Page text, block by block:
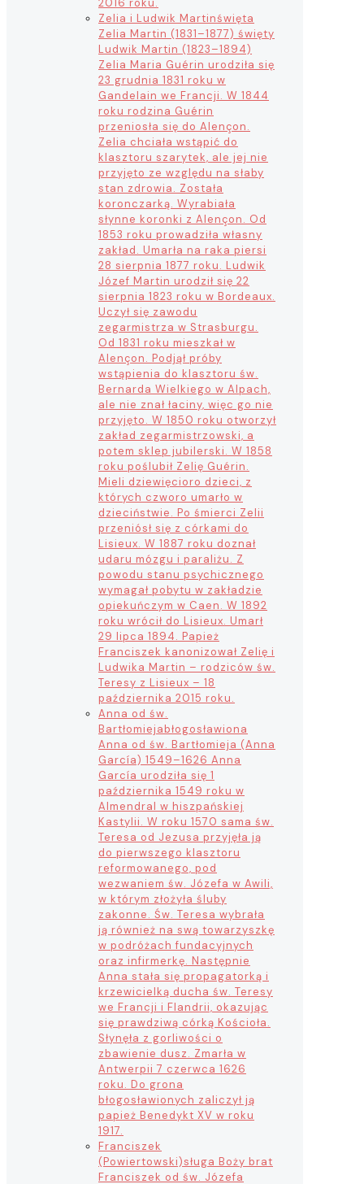
Zelia i Ludwik Martinświęta
Zelia Martin (1831–1877) święty
Ludwik Martin (1823–1894)
Zelia Maria Guérin urodziła się
23 grudnia 1831 roku w
Gandelain we Francji. W 1844
roku rodzina Guérin
przeniosła się do Alençon.
Zelia chciała wstąpić do
klasztoru szarytek, ale jej nie
przyjęto ze względu na słaby
stan zdrowia. Została
koronczarką. Wyrabiała
słynne koronki z Alençon. Od
1853 roku prowadziła własny
zakład. Umarła na raka piersi
28 sierpnia 1877 roku. Ludwik
Józef Martin urodził się 22
sierpnia 1823 roku w Bordeaux.
Uczył się zawodu
zegarmistrza w Strasburgu.
Od 1831 roku mieszkał w
Alençon. Podjął próby
wstąpienia do klasztoru św.
Bernarda Wielkiego w Alpach,
ale nie znał łaciny, więc go nie
przyjęto. W 1850 roku otworzył
zakład zegarmistrzowski, a
potem sklep jubilerski. W 1858
roku poślubił Zelię Guérin.
Mieli dziewięcioro dzieci, z
których czworo umarło w
dzieciństwie. Po śmierci Zelii
przeniósł się z córkami do
Lisieux. W 1887 roku doznał
udaru mózgu i paraliżu. Z
powodu stanu psychicznego
wymagał pobytu w zakładzie
opiekuńczym w Caen. W 1892
roku wrócił do Lisieux. Umarł
29 lipca 1894. Papież
Franciszek kanonizował Zelię i
Ludwika Martin – rodziców św.
Teresy z Lisieux – 18
października 2015 roku.
Anna od św.
Bartłomiejabłogosławiona
Anna od św. Bartłomieja (Anna
García) 1549–1626 Anna
García urodziła się 1
października 1549 roku w
Almendral w hiszpańskiej
Kastylii. W roku 1570 sama św.
Teresa od Jezusa przyjęła ją
do pierwszego klasztoru
reformowanego, pod
wezwaniem św. Józefa w Awili,
w którym złożyła śluby
zakonne. Św. Teresa wybrała
ją również na swą towarzyszkę
w podróżach fundacyjnych
oraz infirmerkę. Następnie
Anna stała się propagatorką i
krzewicielką ducha św. Teresy
we Francji i Flandrii, okazując
się prawdziwą córką Kościoła.
Słynęła z gorliwości o
zbawienie dusz. Zmarła w
Antwerpii 7 czerwca 1626
roku. Do grona
błogosławionych zaliczył ją
papież Benedykt XV w roku
1917.
Franciszek
(Powiertowski)sługa Boży brat
Franciszek od św. Józefa